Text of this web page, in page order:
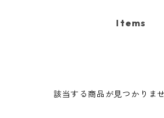
Items
該当する商品が見つかりま